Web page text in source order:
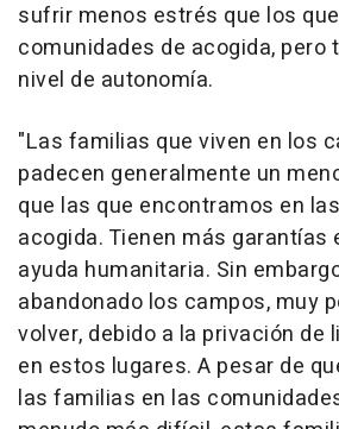
sufrir menos estrés que los
comunidades de acogida, pero
nivel de autonomía.
"Las familias que viven en los
padecen generalmente un
que las que encontramos en
acogida. Tienen más garantías
ayuda humanitaria. Sin
abandonado los campos, muy
volver, debido a la privación de
en estos lugares. A pesar de
las familias en las